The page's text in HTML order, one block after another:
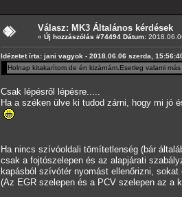
Válasz: MK3 Általános kérdések
« Új hozzászólás #74494 Dátum:
Idézetet írta: jani vagyok - 2018.06.06 szerda,
Holnap kitakarítom de én kizárnám.Esetleg valami
Csak lépésről lépésre.....
Ha a széken ülve ki tudod zárni, hogy mi jó
Ha nincs szívóoldali tömítetlenség (bár
csak a fojtószelepen és az alapjárati
kapásból szívótér nyomást ellenőrizni, sokat
(Az EGR szelepen és a PCV szelepen az a